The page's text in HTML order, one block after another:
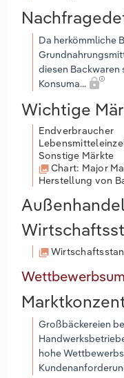
Da herkömmliche
diesen Backwaren
Konsuma...
Wichtige
Endverbraucher
Sonstige Märkte
Chart: Major
Herstellung von
Großbäckereien
hohe